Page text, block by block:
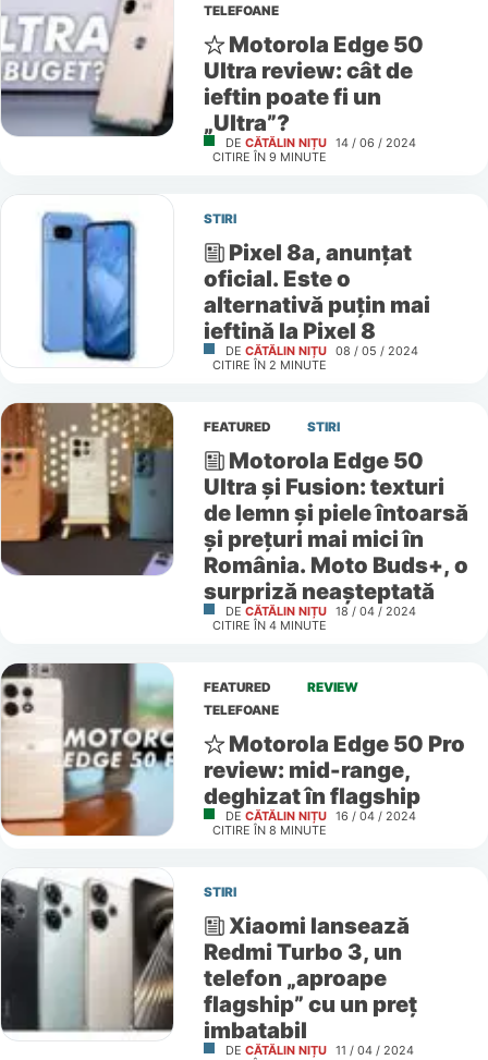
TELEFOANE
Motorola Edge 50
Ultra review: cât de
ieftin poate fi un
„Ultra”?
DE CĂTĂLIN NIȚU 14 / 06 / 2024
CITIRE ÎN 9 MINUTE
STIRI
Pixel 8a, anunțat
oficial. Este o
alternativă puțin mai
ieftină la Pixel 8
DE CĂTĂLIN NIȚU 08 / 05 / 2024
CITIRE ÎN 2 MINUTE
FEATURED STIRI
Motorola Edge 50
Ultra și Fusion: texturi
de lemn și piele întoarsă
și prețuri mai mici în
România. Moto Buds+, o
surpriză neașteptată
DE CĂTĂLIN NIȚU 18 / 04 / 2024
CITIRE ÎN 4 MINUTE
FEATURED
REVIEW
TELEFOANE
Motorola Edge 50 Pro
review: mid-range,
deghizat în flagship
DE CĂTĂLIN NIȚU 16 / 04 / 2024
CITIRE ÎN 8 MINUTE
STIRI
Xiaomi lansează
Redmi Turbo 3, un
telefon „aproape
flagship” cu un preț
imbatabil
DE CĂTĂLIN NIȚU 11 / 04 / 2024